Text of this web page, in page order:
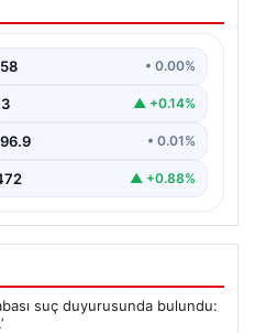
Özeti ve Kritik
Avrupa kupaları• 0.00%
▲ +0.14%
• 0.01%
▲ +0.88%
suç duyurusunda bulundu: